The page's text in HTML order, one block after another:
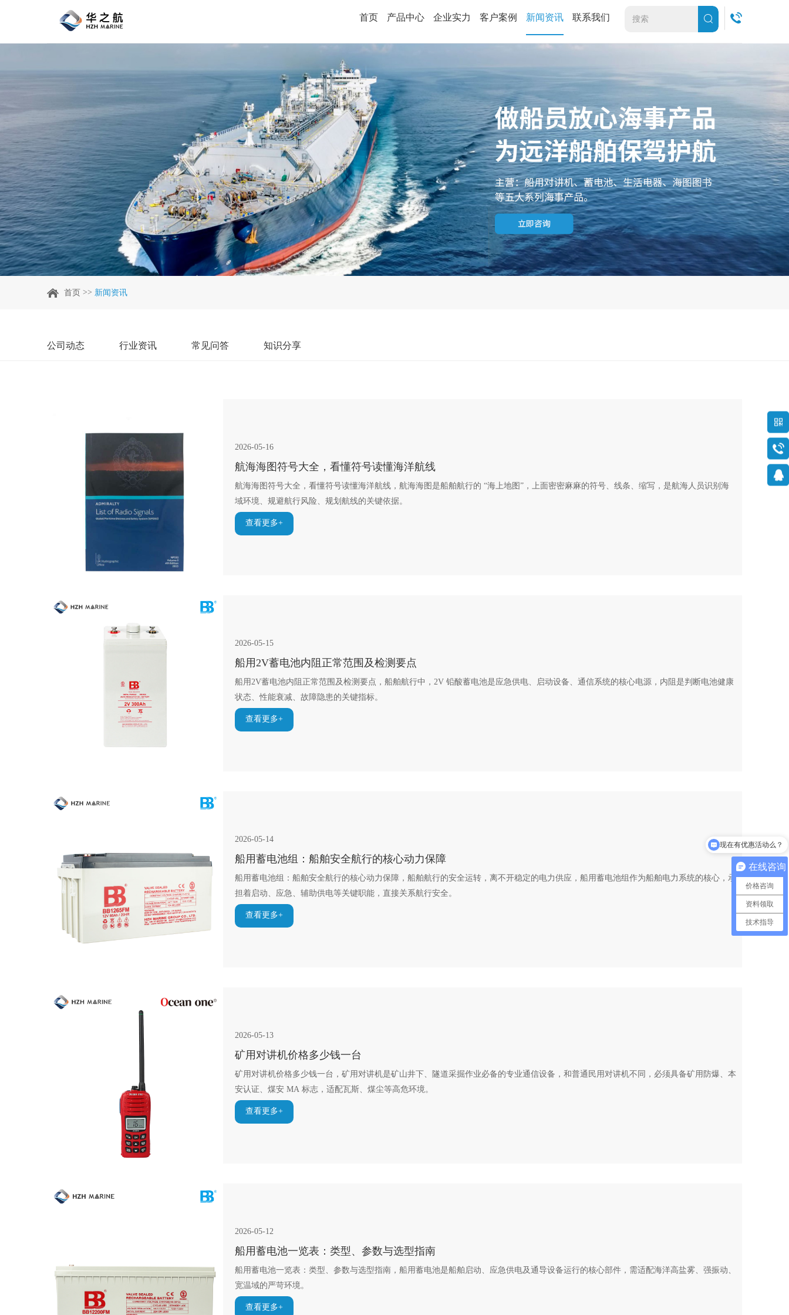
首页 产品中心 企业实力 客户案例 新闻资讯 联系我们
首页 >> 新闻资讯
公司动态 行业资讯 常见问答 知识分享
2026-05-16
航海海图​符号大全，看懂符号读懂海洋航线
航海海图​符号大全，看懂符号读懂海洋航线，航海海图是船舶航行的 “海上地图”，上面密密麻麻的符号、线条、缩写，是航海人员识别海
域环境、规避航行风险、规划航线的关键依据。
查看更多+
2026-05-15
船用2V蓄电池内阻正常范围及检测要点
船用2V蓄电池内阻正常范围及检测要点，船舶航行中，2V 铅酸蓄电池是应急供电、启动设备、通信系统的核心电源，内阻是判断电池健康
状态、性能衰减、故障隐患的关键指标。
查看更多+
2026-05-14
船用蓄电池组：船舶安全航行的核心动力保障
船用蓄电池组：船舶安全航行的核心动力保障，船舶航行的安全运转，离不开稳定的电力供应，船用蓄电池组作为船舶电力系统的核心，承
担着启动、应急、辅助供电等关键职能，直接关系航行安全。
查看更多+
2026-05-13
矿用对讲机价格多少钱一台
矿用对讲机价格多少钱一台，矿用对讲机是矿山井下、隧道采掘作业必备的专业通信设备，和普通民用对讲机不同，必须具备矿用防爆、本
安认证、煤安 MA 标志，适配瓦斯、煤尘等高危环境。
查看更多+
2026-05-12
船用蓄电池一览表：类型、参数与选型指南
船用蓄电池一览表：类型、参数与选型指南，船用蓄电池是船舶启动、应急供电及通导设备运行的核心部件，需适配海洋高盐雾、强振动、
宽温域的严苛环境。
查看更多+
在线咨询
价格咨询
资料领取
技术指导
现在有优惠活动么？